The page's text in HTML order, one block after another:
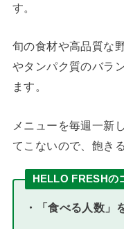
す。
旬の食材や高品質な
やタンパク質のバラ
ます。
メニューを毎週一新
てこないので、飽き
HELLO FRESHの
・「食べる人数」